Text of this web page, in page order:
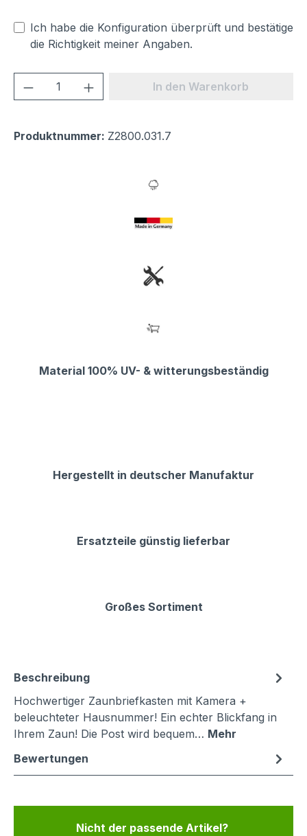
Ich habe die Konfiguration überprüft und bestätige
die Richtigkeit meiner Angaben.
Produkt Anzahl: Gib denIn den Warenkorb
Produktnummer: Z2800.031.7
Material 100% UV- & witterungsbeständig
Hergestellt in deutscher Manufaktur
Ersatzteile günstig lieferbar
Großes Sortiment
Beschreibung
Hochwertiger Zaunbriefkasten mit Kamera +
beleuchteter Hausnummer! Ein echter Blickfang in
Ihrem Zaun! Die Post wird bequem… Mehr
Bewertungen
Nicht der passende Artikel?